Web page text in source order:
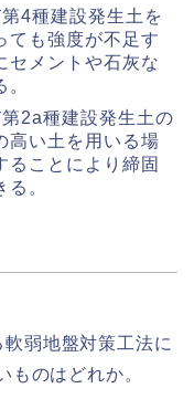
4種建設発生土を
ても強度が不足す
セメントや石灰な
2a種建設発生土の
高い土を用いる場
ることにより締固
。
弱地盤対策工法に
ものはどれか。